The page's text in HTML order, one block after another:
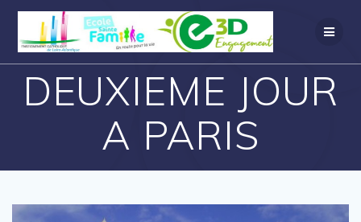
DEUXIEME JOUR
A PARIS